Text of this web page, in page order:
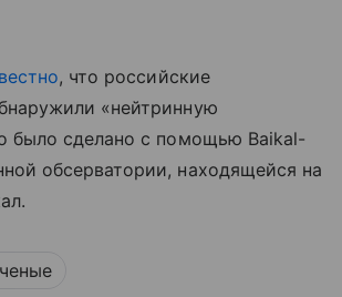
, что российские
«нейтринную
было сделано с помощью Baikal-
обсерватории, находящейся на